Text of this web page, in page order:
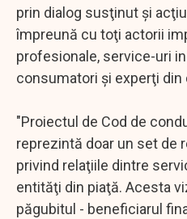
prin dialog susţinut şi
împreună cu toţi actorii
profesionale, service-uri
consumatori şi experţi din
"Proiectul de Cod de
reprezintă doar un set de
privind relaţiile dintre
entităţi din piaţă. Acesta
păgubitul - beneficiarul